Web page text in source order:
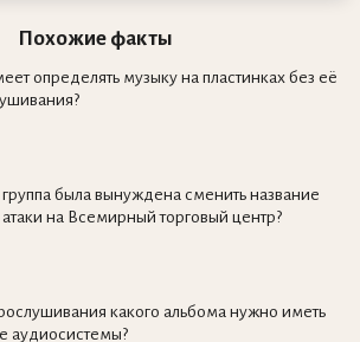
Похожие факты
определять музыку на пластинках без её
группа была вынуждена сменить название
на Всемирный торговый центр?
какого альбома нужно иметь
аудиосистемы?